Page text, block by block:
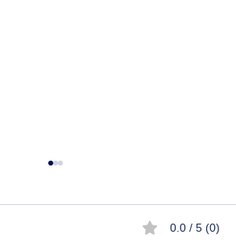
0.0 / 5 (0)